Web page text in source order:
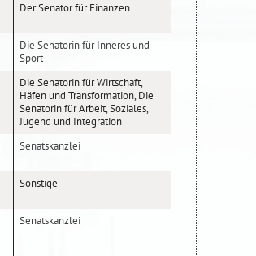
Der Senator für Finanzen
Die Senatorin für Inneres und
Sport
Die Senatorin für Wirtschaft,
Häfen und Transformation, Die
Senatorin für Arbeit, Soziales,
Jugend und Integration
Senatskanzlei
Sonstige
Senatskanzlei